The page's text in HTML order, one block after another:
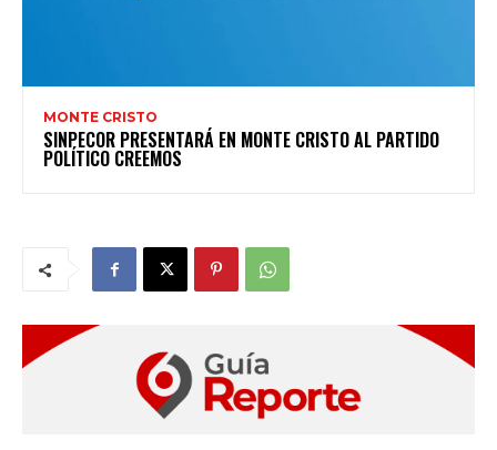
MONTE CRISTO
SINPECOR PRESENTARÁ EN MONTE CRISTO AL PARTIDO
POLÍTICO CREEMOS